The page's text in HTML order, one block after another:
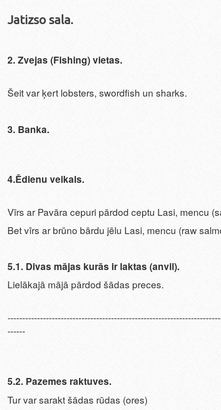
Jatizso sala.
2.Zvejas (Fishing) vietas.
Šeit var ķert lobsters, swordfish un sharks.
3. Banka.
4.Ēdienu veikals.
Vīrs ar Pavāra cepuri pārdod ceptu Lasi, mencu
Bet vīrs ar brūno bārdu jēlu Lasi, mencu (raw
5.1. Divas mājas kurās ir laktas (anvil).
Lielākajā mājā pārdod šādas preces.
------
5.2. Pazemes raktuves.
Tur var sarakt šādas rūdas (ores)